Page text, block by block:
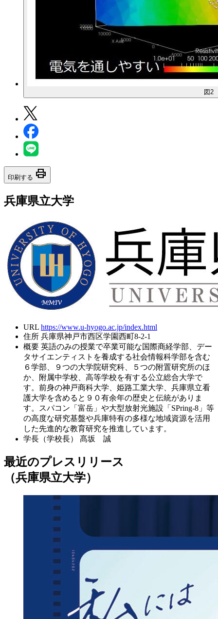
図2
印刷する print
兵庫県立大学
URL https://www.u-hyogo.ac.jp/index.html
住所 兵庫県神戸市西区学園西町8-2-1
概要 英語のみの授業で卒業可能な国際商経学部、デー
タサイエンティストを養成する社会情報科学部を含む
６学部、９つの大学院研究科、５つの附置研究所のほ
か、附属中学校、高等学校を有する公立総合大学で
す。前身の神戸商科大学、姫路工業大学、兵庫県立看
護大学を含めると９０有余年の歴史と伝統がありま
す。スパコン「富岳」や大型放射光施設「SPring-8」等
の高度な研究基盤や兵庫特有の多様な地域資源を活用
した先進的な教育研究を推進しています。
学長（学校長）
髙坂 誠
最近のプレスリリース
（兵庫県立大学）